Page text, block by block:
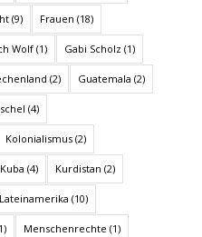
(9) Frauen (18)
Wolf(1) Gabi Scholz (1)
(2) Guatemala (2)
(4)
Kolonialismus(2)
Kuba (4) Kurdistan (2)
Lateinamerika (10)
Menschenrechte (1)